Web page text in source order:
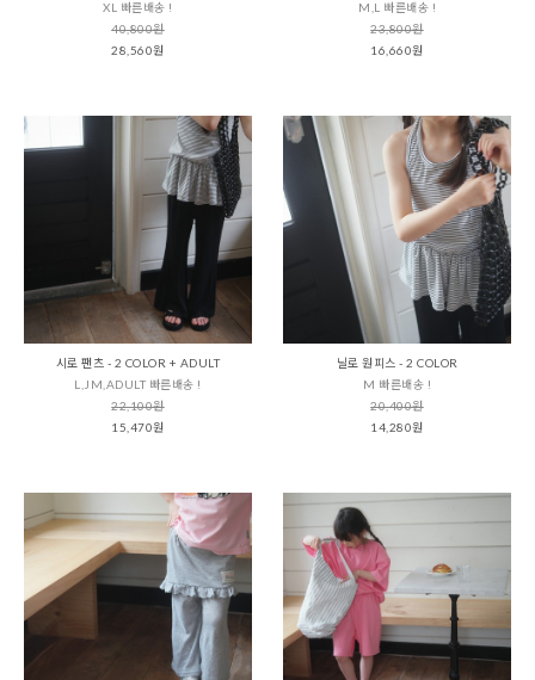
XL 빠른배송 !
40,800원
28,560원
M,L 빠른배송 !
23,800원
16,660원
시로 팬츠 - 2 COLOR + ADULT
L,JM,ADULT 빠른배송 !
22,100원
15,470원
닐로 원피스 - 2 COLOR
M 빠른배송 !
20,400원
14,280원